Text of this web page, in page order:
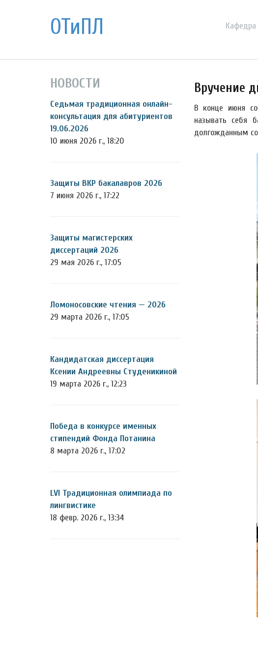
ОТиПЛ Кафедра
НОВОСТИ
Седьмая традиционная онлайн-
консультация для абитуриентов
19.06.2026
10 июня 2026 г., 18:20
Защиты ВКР бакалавров 2026
7 июня 2026 г., 17:22
Защиты магистерских
диссертаций 2026
29 мая 2026 г., 17:05
Ломоносовские чтения — 2026
29 марта 2026 г., 17:05
Кандидатская диссертация
Ксении Андреевны Студеникиной
19 марта 2026 г., 12:23
Победа в конкурсе именных
стипендий Фонда Потанина
8 марта 2026 г., 17:02
LVI Традиционная олимпиада по
лингвистике
18 февр. 2026 г., 13:34
Вручение
В конце июня
называть себя
долгожданным